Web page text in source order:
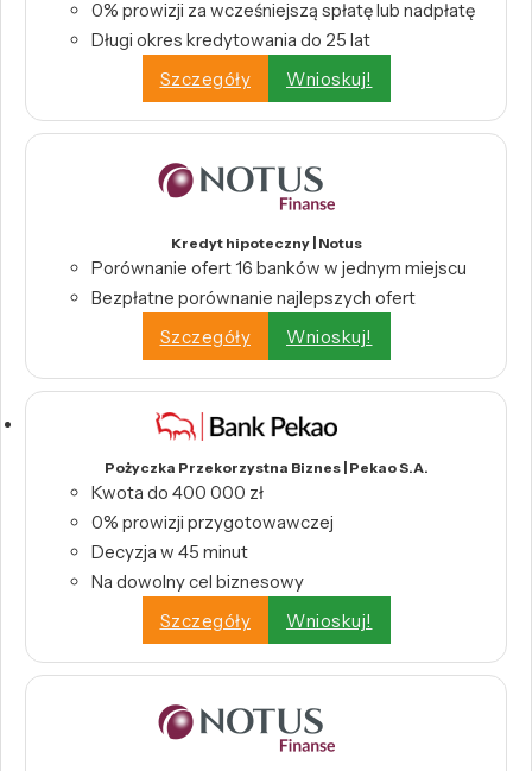
0% prowizji za wcześniejszą spłatę lub nadpłatę
Długi okres kredytowania do 25 lat
Szczegóły
Wnioskuj!
Kredyt hipoteczny | Notus
Porównanie ofert 16 banków w jednym miejscu
Bezpłatne porównanie najlepszych ofert
Szczegóły
Wnioskuj!
Pożyczka Przekorzystna Biznes | Pekao S.A.
Kwota do 400 000 zł
0% prowizji przygotowawczej
Decyzja w 45 minut
Na dowolny cel biznesowy
Szczegóły
Wnioskuj!